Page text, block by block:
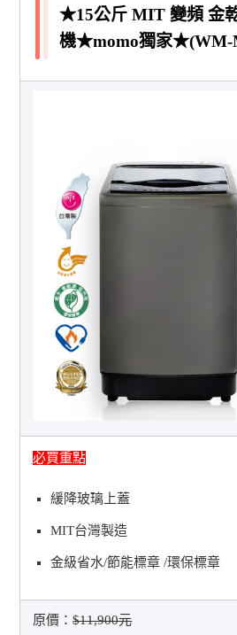
★15公斤 MIT 變頻 金
機★momo獨家★(WM-
必買重點
緩降玻璃上蓋
MIT台灣製造
金級省水/節能標章 /環保標章
原價：$11,900元